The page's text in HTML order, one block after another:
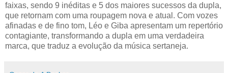
faixas, sendo 9 inéditas e 5 dos maiores sucessos da dupla,
que retornam com uma roupagem nova e atual. Com vozes
afinadas e de fino tom, Léo e Giba apresentam um repertório
contagiante, transformando a dupla em uma verdadeira
marca, que traduz a evolução da música sertaneja.